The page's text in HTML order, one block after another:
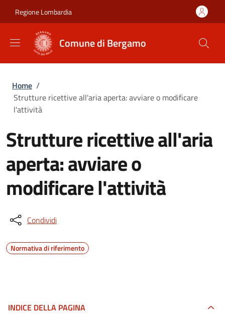
Regione Lombardia
Comune di Bergamo
Briciole di pane
Home /
Strutture ricettive all'aria aperta: avviare o modificare
l'attività
Strutture ricettive all'aria
aperta: avviare o
modificare l'attività
Condividi
Normativa di riferimento
INDICE DELLA PAGINA